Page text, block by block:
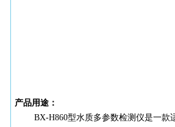
产品用途：
BX-H860型水质多参数检测仪是一款